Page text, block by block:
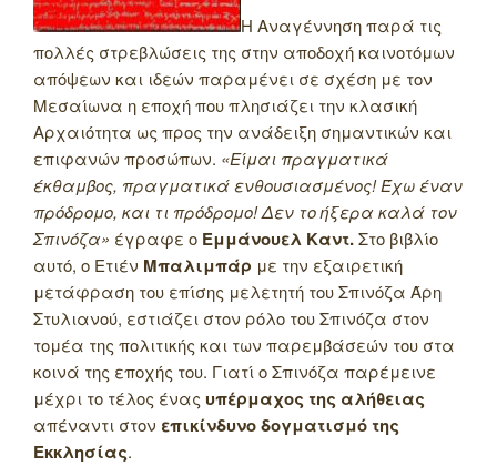
Η Αναγέννηση παρά τις
πολλές στρεβλώσεις της στην αποδοχή καινοτόμων
απόψεων και ιδεών παραμένει σε σχέση με τον
Μεσαίωνα η εποχή που πλησιάζει την κλασική
Αρχαιότητα ως προς την ανάδειξη σημαντικών και
επιφανών προσώπων. «Είμαι πραγματικά
έκθαμβος, πραγματικά ενθουσιασμένος! Έχω έναν
πρόδρομο, και τι πρόδρομο! Δεν το ήξερα καλά τον
Σπινόζα» έγραφε ο Εμμάνουελ Καντ.Στο βιβλίο
αυτό, ο Ετιέν Μπαλιμπάρ με την εξαιρετική
μετάφραση του επίσης μελετητή του Σπινόζα Άρη
Στυλιανού, εστιάζει στον ρόλο του Σπινόζα στον
τομέα της πολιτικής και των παρεμβάσεών του στα
κοινά της εποχής του. Γιατί ο Σπινόζα παρέμεινε
μέχρι το τέλος ένας υπέρμαχος της αλήθειας
απέναντι στον επικίνδυνο δογματισμό της
Εκκλησίας.